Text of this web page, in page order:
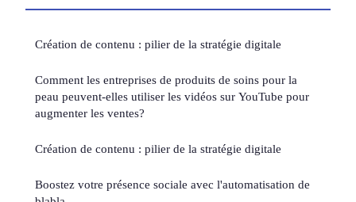
Création de contenu : pilier de la stratégie digitale
Comment les entreprises de produits de soins pour la
peau peuvent-elles utiliser les vidéos sur YouTube pour
augmenter les ventes?
Création de contenu : pilier de la stratégie digitale
Boostez votre présence sociale avec l'automatisation de